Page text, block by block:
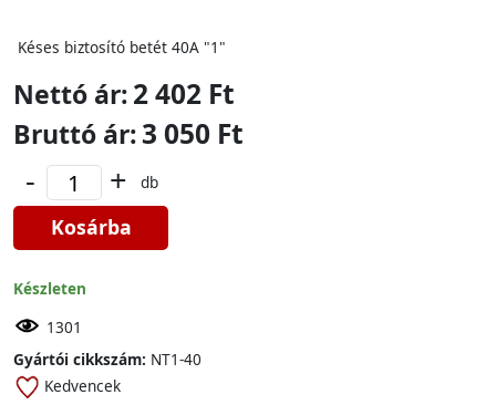
Késes biztosító betét 40A "1"
Nettó ár:2 402 Ft
Bruttó ár:3 050 Ft
- + db
Kosárba
Készleten
1301
Gyártói cikkszám: NT1-40
Kedvencek